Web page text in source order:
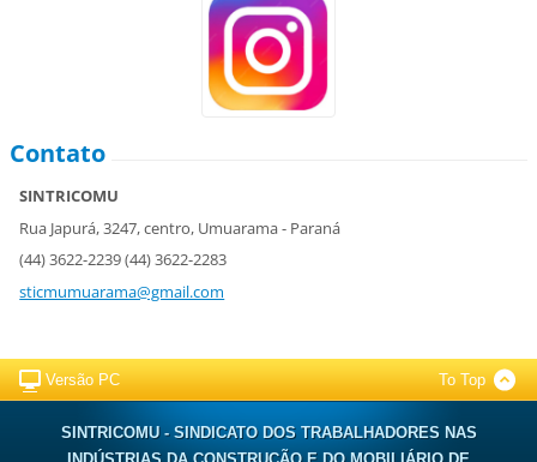
Contato
SINTRICOMU
Rua Japurá, 3247, centro, Umuarama - Paraná
(44) 3622-2239 (44) 3622-2283
sticmumuarama@gmail.com
Versão PC To Top
SINTRICOMU - SINDICATO DOS TRABALHADORES NAS